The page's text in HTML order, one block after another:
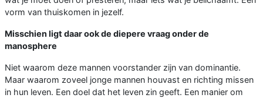
vorm van thuiskomen in jezelf.
Misschien ligt daar ook de diepere vraag onder de
manosphere
Niet waarom deze mannen voorstander zijn van dominantie.
Maar waarom zoveel jonge mannen houvast en richting missen
in hun leven. Een doel dat het leven zin geeft. Een manier om